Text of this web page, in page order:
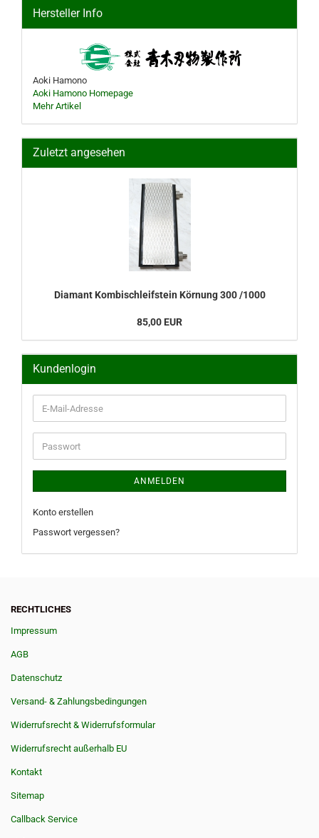
Hersteller Info
Aoki Hamono
Aoki Hamono Homepage
Mehr Artikel
Zuletzt angesehen
Diamant Kombischleifstein Körnung 300 /1000
85,00 EUR
Kundenlogin
E-
Mail-
Adresse
Passwort
ANMELDEN
Konto erstellen
Passwort vergessen?
RECHTLICHES
Impressum
AGB
Datenschutz
Versand- & Zahlungsbedingungen
Widerrufsrecht & Widerrufsformular
Widerrufsrecht außerhalb EU
Kontakt
Sitemap
Callback Service